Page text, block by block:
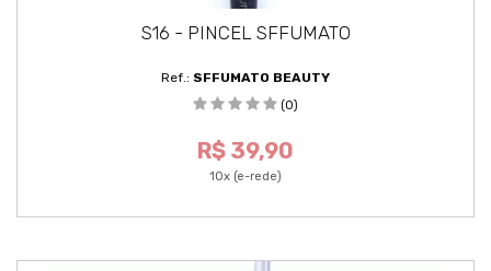
S16 - PINCEL SFFUMATO
Ref.: SFFUMATO BEAUTY
(0)
R$ 39,90
10x (e-rede)